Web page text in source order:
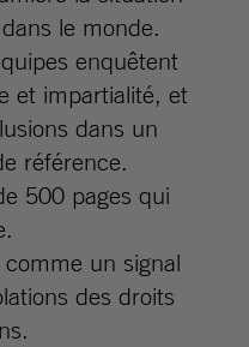
le monde.
enquêtent
et impartialité, et
dans un
référence.
500 pages qui
un signal
des droits